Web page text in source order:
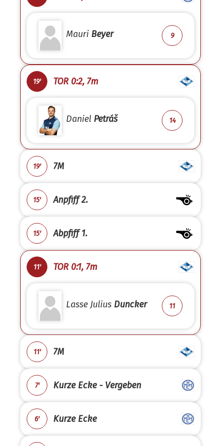
Mauri Beyer 9
19' TOR 0:2, 7m
Daniel Petráš 14
19' 7M
15' Anpfiff 2.
15' Abpfiff 1.
11' TOR 0:1, 7m
Lasse Julius Duncker 11
11' 7M
7' Kurze Ecke - Vergeben
6' Kurze Ecke